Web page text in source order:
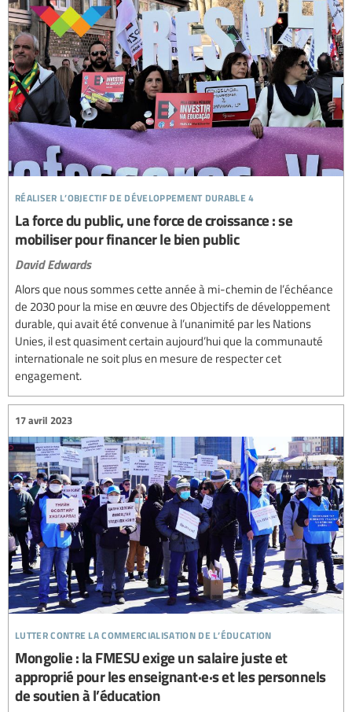
réaliser l’objectif de développement durable 4
La force du public, une force de croissance : se
mobiliser pour financer le bien public
David Edwards
Alors que nous sommes cette année à mi-chemin de l’échéance
de 2030 pour la mise en œuvre des Objectifs de développement
durable, qui avait été convenue à l’unanimité par les Nations
Unies, il est quasiment certain aujourd’hui que la communauté
internationale ne soit plus en mesure de respecter cet
engagement.
lutter contre la commercialisation de l’éducation
17 avril 2023
Mongolie : la FMESU exige un salaire juste et
approprié pour les enseignant·e·s et les personnels
de soutien à l’éducation